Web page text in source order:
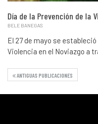
Día de la Prevención de la
BELE BANEGAS
El 27 de mayo se
Violencia en el Noviazgo a
ANTIGUAS PUBLICACIONES